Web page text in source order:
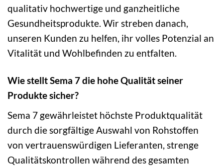
qualitativ hochwertige und ganzheitliche
Gesundheitsprodukte. Wir streben danach,
unseren Kunden zu helfen, ihr volles Potenzial an
Vitalität und Wohlbefinden zu entfalten.
Wie stellt Sema 7 die hohe Qualität seiner
Produkte sicher?
Sema 7 gewährleistet höchste Produktqualität
durch die sorgfältige Auswahl von Rohstoffen
von vertrauenswürdigen Lieferanten, strenge
Qualitätskontrollen während des gesamten